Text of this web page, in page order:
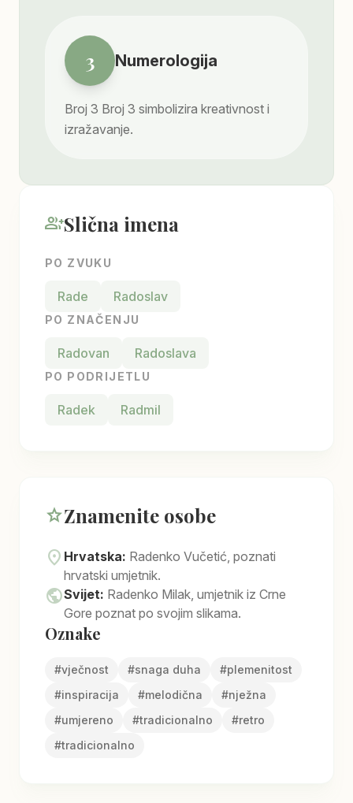
3 Numerologija
Broj 3 Broj 3 simbolizira kreativnost i
izražavanje.
group_addSlična imena
PO ZVUKU
Rade Radoslav
PO ZNAČENJU
Radovan Radoslava
PO PODRIJETLU
Radek Radmil
starZnamenite osobe
location_on Hrvatska: Radenko Vučetić, poznati
hrvatski umjetnik.
publicSvijet: Radenko Milak, umjetnik iz Crne
Gore poznat po svojim slikama.
Oznake
#vječnost #snaga duha #plemenitost
#inspiracija #melodična #nježna
#umjereno #tradicionalno #retro
#tradicionalno